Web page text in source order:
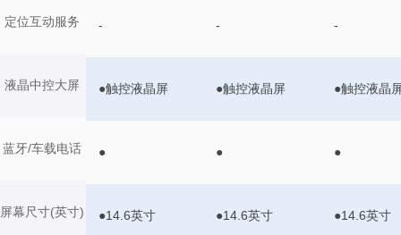
定位互动服务
液晶中控大屏
蓝牙/车载电话
屏幕尺寸(英寸)
- - -
●触控液晶屏 ●触控液晶屏 ●触控液晶
● ● ●
●14.6英寸 ●14.6英寸 ●14.6英寸